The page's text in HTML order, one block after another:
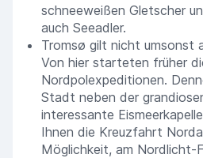
schneeweißen Gletscher
auch Seeadler.
Tromsø gilt nicht umsonst
Von hier starteten früher
Nordpolexpeditionen.
Stadt neben der
interessante
Ihnen die Kreuzfahrt
Möglichkeit, am Nordlicht-